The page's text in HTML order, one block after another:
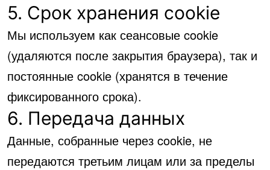
5. Срок хранения cookie
Мы используем как сеансовые cookie
(удаляются после закрытия браузера), так и
постоянные cookie (хранятся в течение
фиксированного срока).
6. Передача данных
Данные, собранные через cookie, не
передаются третьим лицам или за пределы